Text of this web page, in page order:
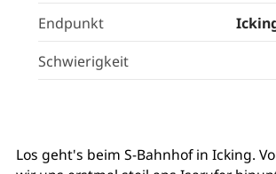
Endpunkt
Schwierigkeit
Los geht's beim S-Bahnhof in Icking.